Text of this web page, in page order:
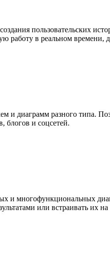
пользовательских
работу в реальном
и диаграмм разного типа.
блогов и соцсетей.
и многофункциональных
или встраивать их на